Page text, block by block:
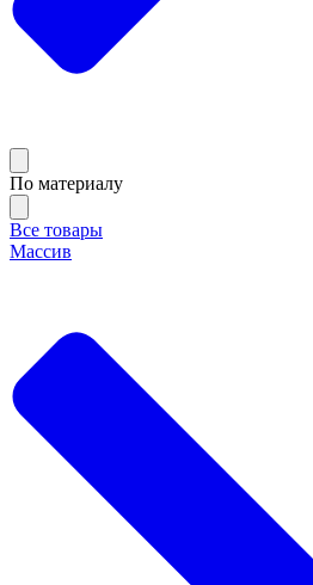
По материалу
Все товары
Массив